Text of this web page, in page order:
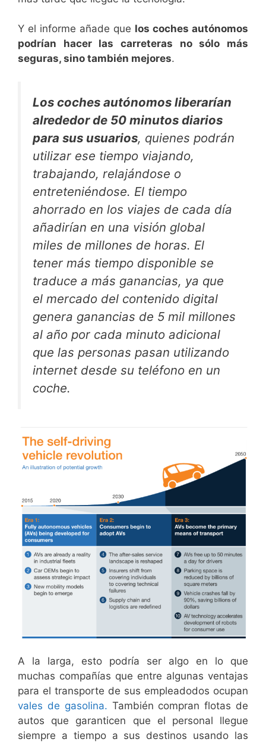
Y el informe añade que los coches autónomos
podrían hacer las carreteras no sólo más
seguras, sino también mejores.
Los coches autónomos liberarían
alrededor de 50 minutos diarios
para sus usuarios, quienes podrán
utilizar ese tiempo viajando,
trabajando, relajándose o
entreteniéndose. El tiempo
ahorrado en los viajes de cada día
añadirían en una visión global
miles de millones de horas. El
tener más tiempo disponible se
traduce a más ganancias, ya que
el mercado del contenido digital
genera ganancias de 5 mil millones
al año por cada minuto adicional
que las personas pasan utilizando
internet desde su teléfono en un
coche.
A la larga, esto podría ser algo en lo que
muchas compañías que entre algunas ventajas
para el transporte de sus empleadodos ocupan
vales de gasolina. También compran flotas de
autos que garanticen que el personal llegue
siempre a tiempo a sus destinos usando las